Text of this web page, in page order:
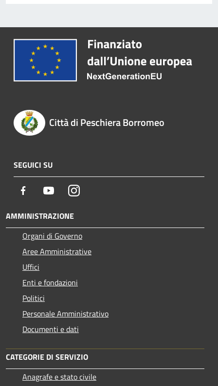
Città di Peschiera Borromeo
SEGUICI SU
Facebook YoutubeInstagram
AMMINISTRAZIONE
Organi di Governo
Aree Amministrative
Uffici
Enti e fondazioni
Politici
Personale Amministrativo
Documenti e dati
CATEGORIE DI SERVIZIO
Anagrafe e stato civile